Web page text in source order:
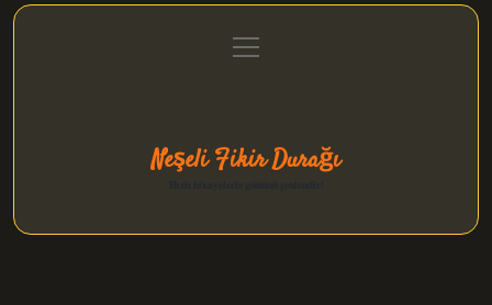
Gizlilik Politikası
menüyü
aç
Neşeli Fikir Durağı